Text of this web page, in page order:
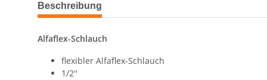
Beschreibung
Alfaflex-Schlauch
flexibler Alfaflex-Schlauch
1/2''